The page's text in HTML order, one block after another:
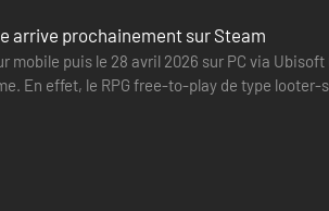
arrive prochainement sur Steam
mobile puis le 28 avril 2026 sur PC via
En effet, le RPG free-to-play de type
de Valve. Il est possible…